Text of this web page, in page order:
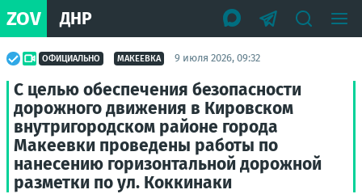
ZOV ДНР
ОФИЦИАЛЬНО МАКЕЕВКА 9 июля 2026, 09:32
С целью обеспечения безопасности
дорожного движения в Кировском
внутригородском районе города
Макеевки проведены работы по
нанесению горизонтальной дорожной
разметки по ул. Коккинаки